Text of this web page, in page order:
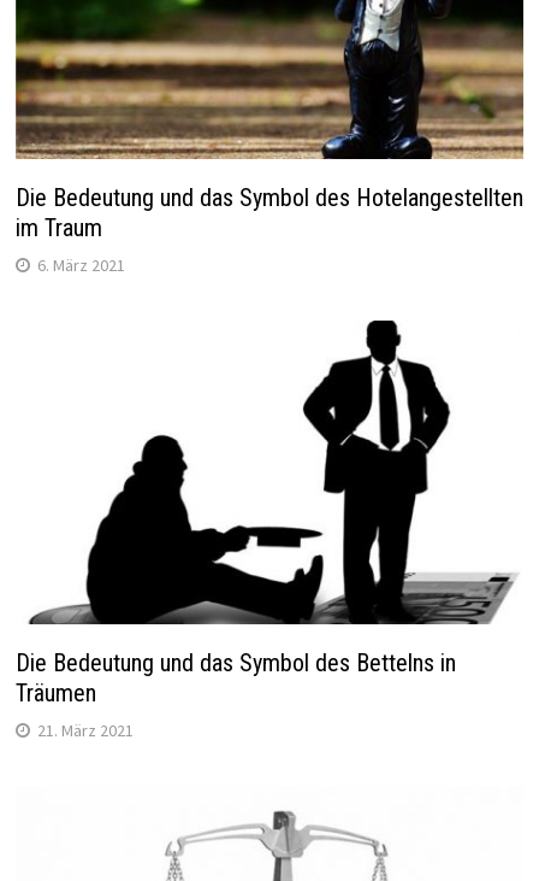
Die Bedeutung und das Symbol des Hotelangestellten
im Traum
6. März 2021
Die Bedeutung und das Symbol des Bettelns in
Träumen
21. März 2021